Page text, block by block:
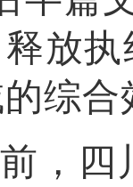
放
综合
，